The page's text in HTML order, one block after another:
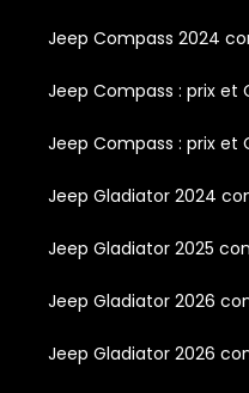
Jeep Compass 2024
Jeep Compass : prix et
Jeep Compass : prix et
Jeep Gladiator 2024
Jeep Gladiator 2025
Jeep Gladiator 2026
Jeep Gladiator 2026